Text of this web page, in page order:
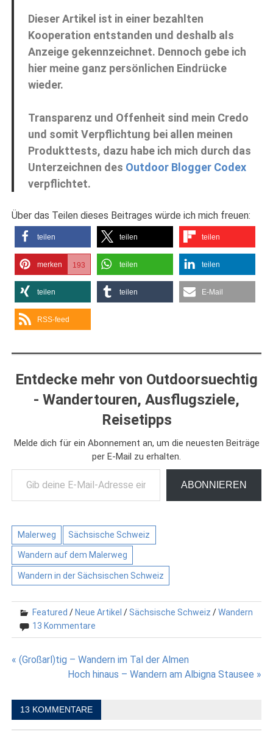
Dieser Artikel ist in einer bezahlten
Kooperation entstanden und deshalb als
Anzeige gekennzeichnet. Dennoch gebe ich
hier meine ganz persönlichen Eindrücke
wieder.
Transparenz und Offenheit sind mein Credo
und somit Verpflichtung bei allen meinen
Produkttests, dazu habe ich mich durch das
Unterzeichnen des Outdoor Blogger Codex
verpflichtet.
Über das Teilen dieses Beitrages würde ich mich freuen:
teilen teilen teilen
merken 193 teilen teilen
teilen teilen E-Mail
RSS-feed
Entdecke mehr von Outdoorsuechtig
- Wandertouren, Ausflugsziele,
Reisetipps
Melde dich für ein Abonnement an, um die neuesten Beiträge
per E-Mail zu erhalten.
Gib deine E-Mail-Adresse ein ...
ABONNIEREN
Malerweg Sächsische Schweiz
Wandern auf dem Malerweg
Wandern in der Sächsischen Schweiz
Featured / Neue Artikel / Sächsische Schweiz /Wandern
13 Kommentare
Beitragsnavigation
« (Großarl)tig – Wandern im Tal der Almen
Hoch hinaus – Wandern am Albigna Stausee »
13 KOMMENTARE